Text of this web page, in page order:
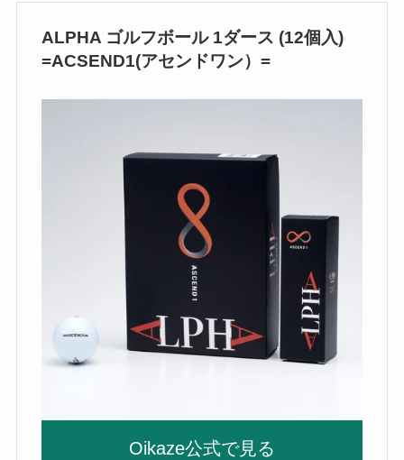
ALPHA ゴルフボール 1ダース (12個入)
=ACSEND1(アセンドワン）=
Oikaze公式で見る